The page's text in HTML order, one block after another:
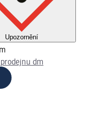
Upozornění
dm